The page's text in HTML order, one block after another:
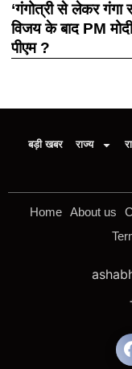
‘गंगोत्री से लेकर
विजय के बाद PM
पीएम ?
बड़ी खबर राज्य
Home About us